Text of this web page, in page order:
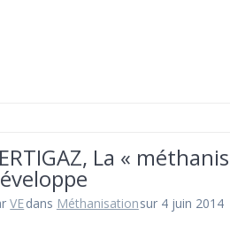
La «
VEdans Méthanisationsur 4 juin 2014